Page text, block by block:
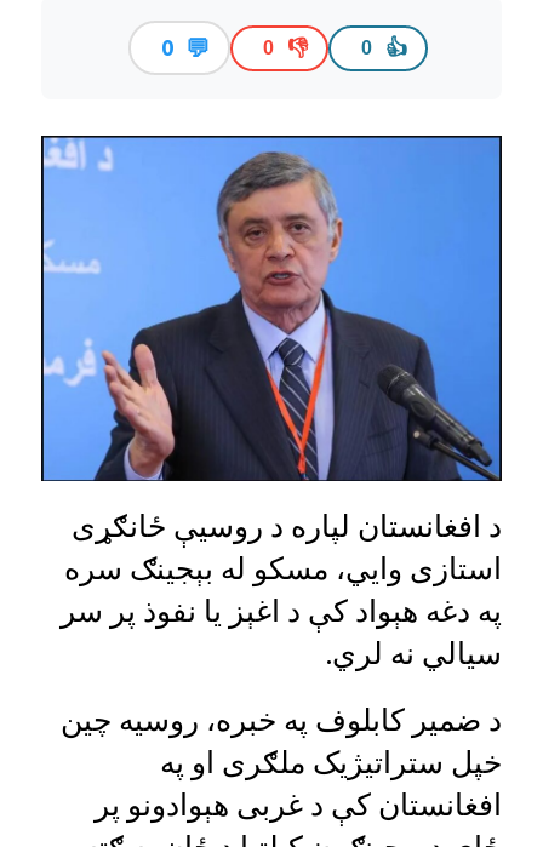
👍
0
👎
0
💬
0
د افغانستان لپاره د روسیې ځانګړی
استازی وايي، مسکو له بېجینګ سره
په دغه هېواد کې د اغېز یا نفوذ پر سر
سیالي نه لري.
د ضمیر کابلوف په خبره، روسیه چین
خپل ستراتیژیک ملګری او په
افغانستان کې د غربی هېوادونو پر